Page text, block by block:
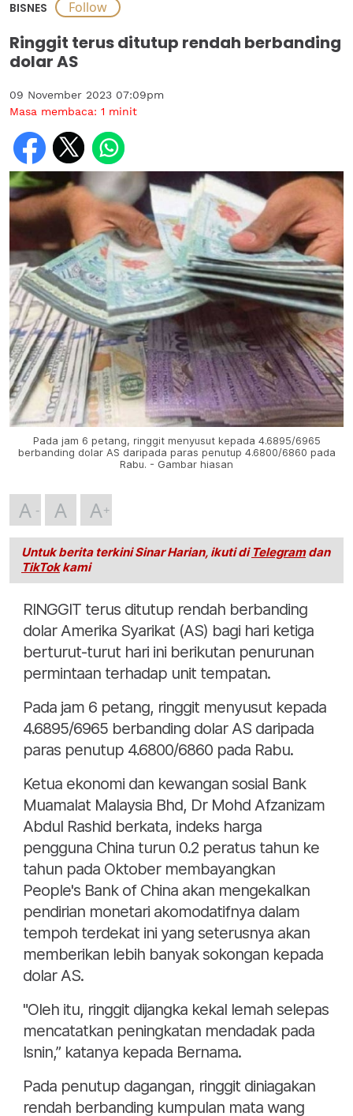
BISNES
Ringgit terus ditutup rendah berbanding
dolar AS
09 November 2023 07:09pm
Masa membaca: 1 minit
Pada jam 6 petang, ringgit menyusut kepada 4.6895/6965
berbanding dolar AS daripada paras penutup 4.6800/6860 pada
Rabu. - Gambar hiasan
A A A
Untuk berita terkini Sinar Harian, ikuti di Telegramdan
TikTokkami
RINGGIT terus ditutup rendah berbanding
dolar Amerika Syarikat (AS) bagi hari ketiga
berturut-turut hari ini berikutan penurunan
permintaan terhadap unit tempatan.
Pada jam 6 petang, ringgit menyusut kepada
4.6895/6965 berbanding dolar AS daripada
paras penutup 4.6800/6860 pada Rabu.
Ketua ekonomi dan kewangan sosial Bank
Muamalat Malaysia Bhd, Dr Mohd Afzanizam
Abdul Rashid berkata, indeks harga
pengguna China turun 0.2 peratus tahun ke
tahun pada Oktober membayangkan
People's Bank of China akan mengekalkan
pendirian monetari akomodatifnya dalam
tempoh terdekat ini yang seterusnya akan
memberikan lebih banyak sokongan kepada
dolar AS.
"Oleh itu, ringgit dijangka kekal lemah selepas
mencatatkan peningkatan mendadak pada
Isnin,” katanya kepada Bernama.
Pada penutup dagangan, ringgit diniagakan
rendah berbanding kumpulan mata wang